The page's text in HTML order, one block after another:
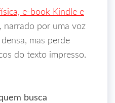
e‑book Kindle e
narrado por uma voz
mas perde
do texto impresso.
busca